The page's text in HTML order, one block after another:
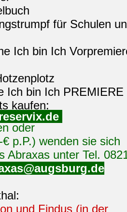
Ich bin Ich PREMIERE
kaufen:
oder
p.P.) wenden sie sich
unter Tel. 0821-
und Findus (in der
aber
unter